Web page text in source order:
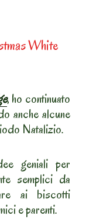
White
, ho continuato
anche alcune
Natalizio.
geniali per
semplici da
ai biscotti
e parenti.